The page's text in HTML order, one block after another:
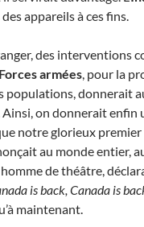
appareils à ces fins.
des interventions
Forces armées, pour la
populations, donnerait
on donnerait enfin
notre glorieux
au monde entier,
de théâtre,
is back, Canada is
maintenant.